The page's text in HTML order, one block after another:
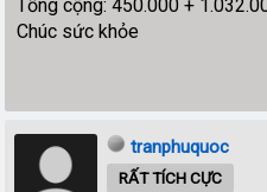
Tổng cộng: 450.000 +
Chúc sức khỏe
tranphuquoc
RẤT TÍCH CỰC